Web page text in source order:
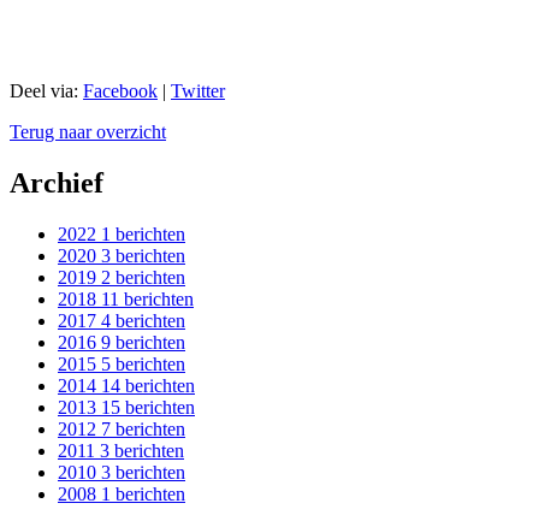
Deel via: Facebook | Twitter
Terug naar overzicht
Archief
2022 1 berichten
2020 3 berichten
2019 2 berichten
2018 11 berichten
2017 4 berichten
2016 9 berichten
2015 5 berichten
2014 14 berichten
2013 15 berichten
2012 7 berichten
2011 3 berichten
2010 3 berichten
2008 1 berichten